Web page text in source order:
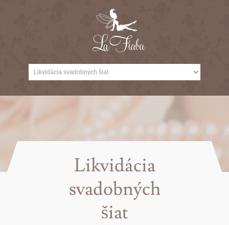
Likvidácia
svadobných
šiat